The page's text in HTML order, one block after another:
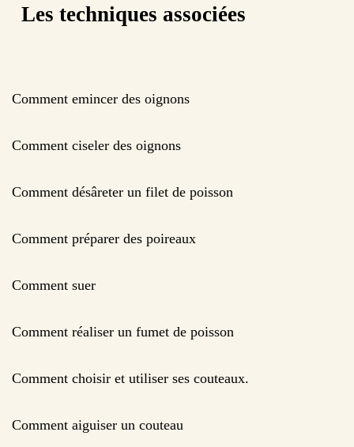
Les techniques associées
Comment emincer des oignons
Comment ciseler des oignons
Comment désâreter un filet de poisson
Comment préparer des poireaux
Comment suer
Comment réaliser un fumet de poisson
Comment choisir et utiliser ses couteaux.
Comment aiguiser un couteau